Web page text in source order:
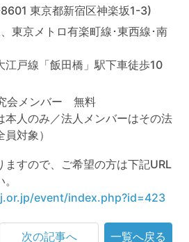
京都新宿区神楽坂1-3)
東京メトロ有楽町線･東西線･南
「飯田橋」駅下車徒歩10
メンバー 無料
本人のみ／法人メンバーはその法
対象）
ますので、ご希望の方は下記URL
event/index.php?id=423
次の記事へ 一覧へ戻る